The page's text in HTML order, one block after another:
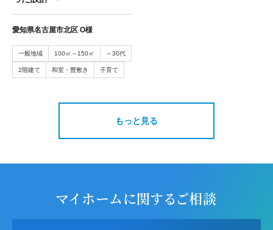
愛知県名古屋市北区 O様
一般地域 100㎡～150㎡ ～30代
2階建て 和室・畳敷き 子育て
もっと見る
マイホームに関するご相談